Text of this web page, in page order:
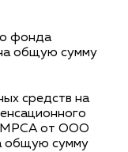
фонда
общую сумму
средств на
МРСА от ООО
общую сумму